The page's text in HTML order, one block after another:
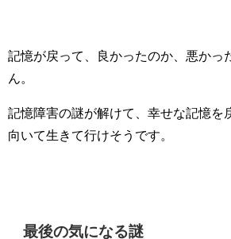
記憶が戻って、良かったのか、悪かっ
ん。
記憶障害の謎が解けて、幸せな記憶を
向いて生きて行けそうです。
最後の気になる謎